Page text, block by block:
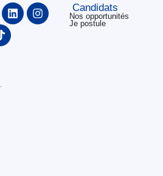
Candidats
Nos opportunités
Je postule